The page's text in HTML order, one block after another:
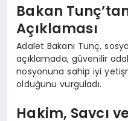
Bakan
Açıklaması
Adalet Bakanı Tunç,
açıklamada, güvenilir
nosyonuna sahip iyi
olduğunu vurguladı.
Hakim, Savcı